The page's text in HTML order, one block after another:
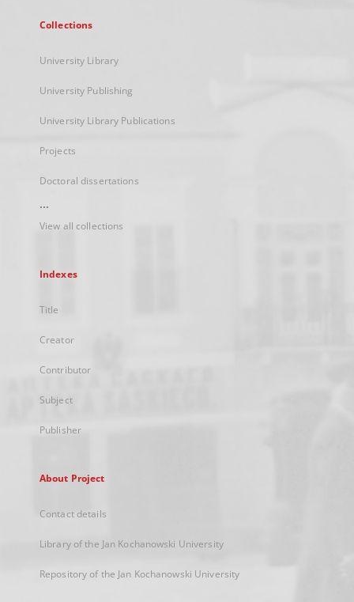
Collections
University Library
University Publishing
University Library Publications
Projects
Doctoral dissertations
...
View all collections
Indexes
Title
Creator
Contributor
Subject
Publisher
About Project
Contact details
Library of the Jan Kochanowski University
Repository of the Jan Kochanowski University